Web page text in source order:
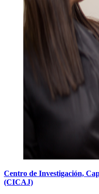
Centro de Investigación,
(CICAJ)